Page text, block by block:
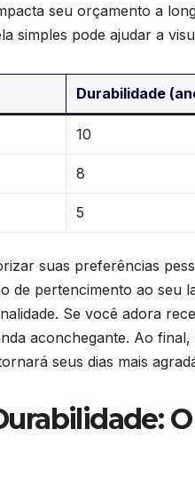
seu ⁢orçamento a
simples pode ajudar a
Durabilidade
10
8
5
⁢suas preferências
de pertencimento ao seu‍
Se você adora
aconchegante. Ao
seus dias mais